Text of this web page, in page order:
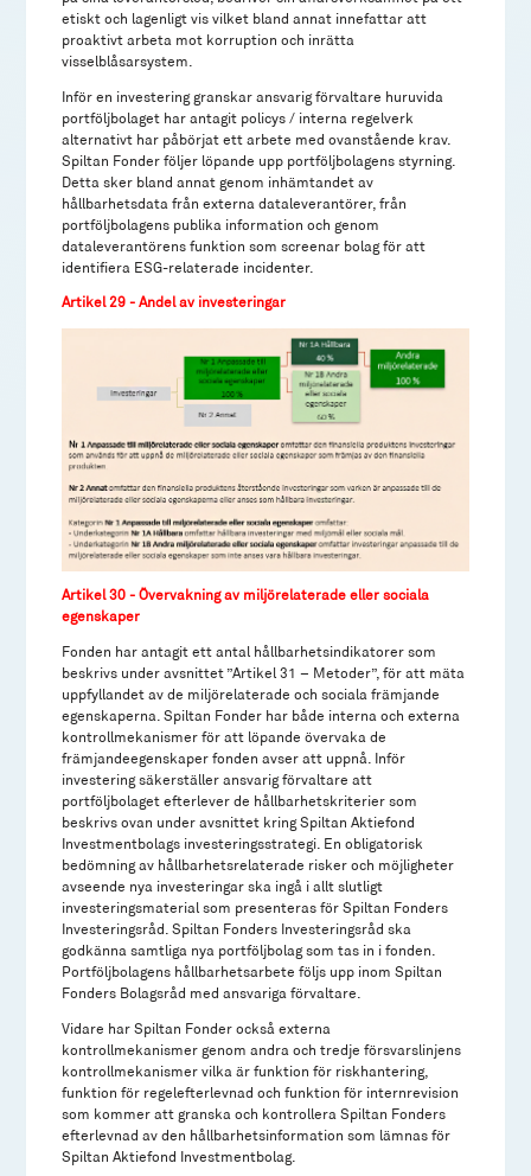
etiskt och lagenligt vis vilket bland annat innefattar att
proaktivt arbeta mot korruption och inrätta
visselblåsarsystem.
Inför en investering granskar ansvarig förvaltare huruvida
portföljbolaget har antagit policys / interna regelverk
alternativt har påbörjat ett arbete med ovanstående krav.
Spiltan Fonder följer löpande upp portföljbolagens styrning.
Detta sker bland annat genom inhämtandet av
hållbarhetsdata från externa dataleverantörer, från
portföljbolagens publika information och genom
dataleverantörens funktion som screenar bolag för att
identifiera ESG-relaterade incidenter.
Artikel 29 - Andel av investeringar
Artikel 30 - Övervakning av miljörelaterade eller sociala
egenskaper
Fonden har antagit ett antal hållbarhetsindikatorer som
beskrivs under avsnittet ”Artikel 31 – Metoder”, för att mäta
uppfyllandet av de miljörelaterade och sociala främjande
egenskaperna. Spiltan Fonder har både interna och externa
kontrollmekanismer för att löpande övervaka de
främjandeegenskaper fonden avser att uppnå. Inför
investering säkerställer ansvarig förvaltare att
portföljbolaget efterlever de hållbarhetskriterier som
beskrivs ovan under avsnittet kring Spiltan Aktiefond
Investmentbolags investeringsstrategi. En obligatorisk
bedömning av hållbarhetsrelaterade risker och möjligheter
avseende nya investeringar ska ingå i allt slutligt
investeringsmaterial som presenteras för Spiltan Fonders
Investeringsråd. Spiltan Fonders Investeringsråd ska
godkänna samtliga nya portföljbolag som tas in i fonden.
Portföljbolagens hållbarhetsarbete följs upp inom Spiltan
Fonders Bolagsråd med ansvariga förvaltare.
Vidare har Spiltan Fonder också externa
kontrollmekanismer genom andra och tredje försvarslinjens
kontrollmekanismer vilka är funktion för riskhantering,
funktion för regelefterlevnad och funktion för internrevision
som kommer att granska och kontrollera Spiltan Fonders
efterlevnad av den hållbarhetsinformation som lämnas för
Spiltan Aktiefond Investmentbolag.